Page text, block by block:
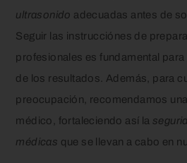
ultrasonido adecuadas antes de
Seguir las instrucciónes de
profesionales es fundamental
de los resultados. Además, para
preocupación, recomendamos
médico, fortaleciendo así la
médicas que se llevan a cabo en